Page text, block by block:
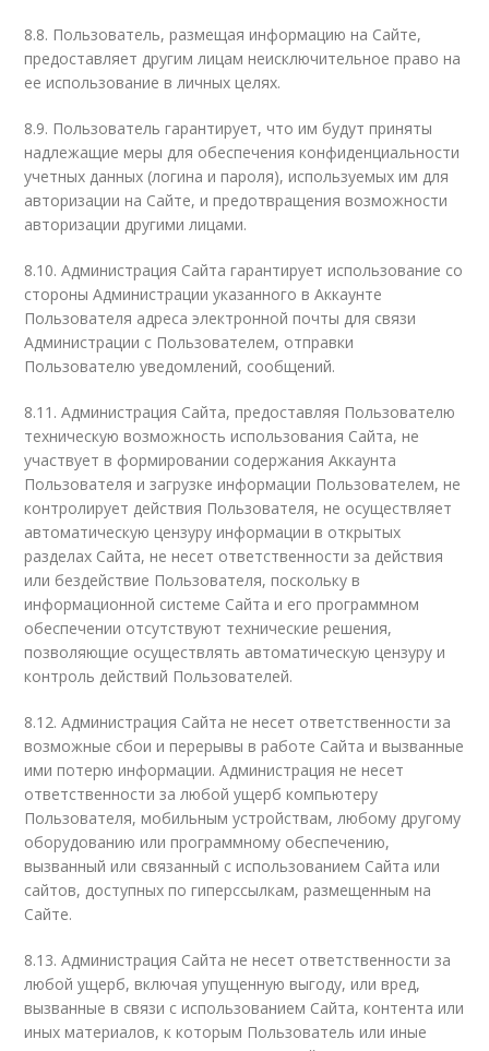
8.8. Пользователь, размещая информацию на Сайте,
предоставляет другим лицам неисключительное право на
ее использование в личных целях.
8.9. Пользователь гарантирует, что им будут приняты
надлежащие меры для обеспечения конфиденциальности
учетных данных (логина и пароля), используемых им для
авторизации на Сайте, и предотвращения возможности
авторизации другими лицами.
8.10. Администрация Сайта гарантирует использование со
стороны Администрации указанного в Аккаунте
Пользователя адреса электронной почты для связи
Администрации с Пользователем, отправки
Пользователю уведомлений, сообщений.
8.11. Администрация Сайта, предоставляя Пользователю
техническую возможность использования Сайта, не
участвует в формировании содержания Аккаунта
Пользователя и загрузке информации Пользователем, не
контролирует действия Пользователя, не осуществляет
автоматическую цензуру информации в открытых
разделах Сайта, не несет ответственности за действия
или бездействие Пользователя, поскольку в
информационной системе Сайта и его программном
обеспечении отсутствуют технические решения,
позволяющие осуществлять автоматическую цензуру и
контроль действий Пользователей.
8.12. Администрация Сайта не несет ответственности за
возможные сбои и перерывы в работе Сайта и вызванные
ими потерю информации. Администрация не несет
ответственности за любой ущерб компьютеру
Пользователя, мобильным устройствам, любому другому
оборудованию или программному обеспечению,
вызванный или связанный с использованием Сайта или
сайтов, доступных по гиперссылкам, размещенным на
Сайте.
8.13. Администрация Сайта не несет ответственности за
любой ущерб, включая упущенную выгоду, или вред,
вызванные в связи с использованием Сайта, контента или
иных материалов, к которым Пользователь или иные